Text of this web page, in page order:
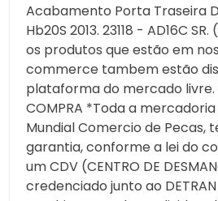
Acabamento Porta Traseira
Hb20S 2013. 23118 - AD16C
os produtos que estão em
commerce tambem estão
plataforma do mercado livre.
COMPRA *Toda a
Mundial Comercio de Pecas,
garantia, conforme a lei do
um CDV (CENTRO DE
credenciado junto ao DETRAN